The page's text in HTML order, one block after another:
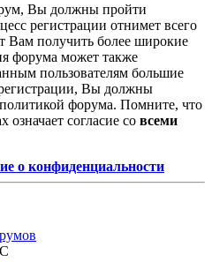
Вы должны пройти
регистрации отнимет всего
Вам получить более широкие
форума может также
пользователям большие
Вы должны
форума. Помните, что
согласие со всеми
о конфиденциальности